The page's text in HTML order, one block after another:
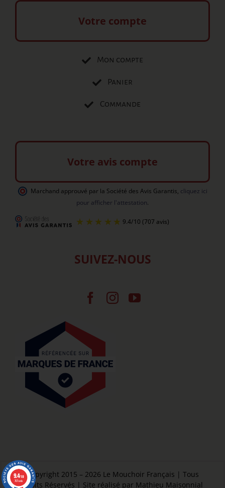
Votre compte
Mon compte
Panier
Commande
Votre avis compte
Marchand approuvé par la Société des Avis Garantis, cliquez ici
pour afficher l'attestation.
SUIVEZ-NOUS
Copyright 2015 – 2026 Le Mouchoir Français | Tous
Droits Réservés | Site réalisé par Mathieu Maisonnial
9.4/10
707 avis